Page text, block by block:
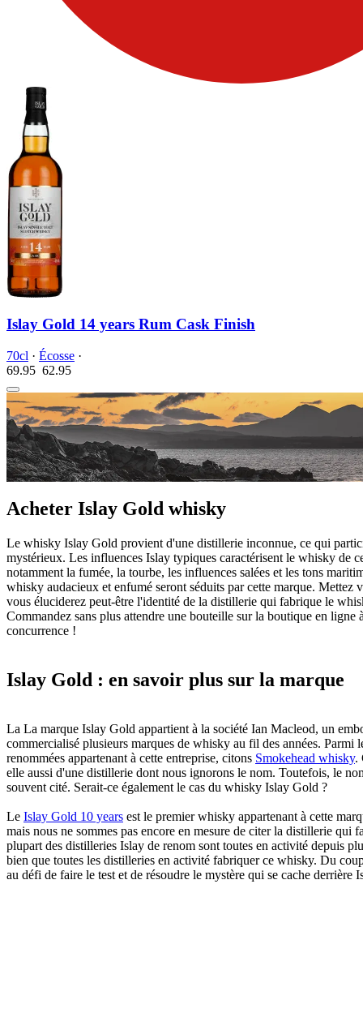
Islay Gold 14 years Rum Cask Finish
70cl · Écosse ·
69.95 62.95
Acheter Islay Gold whisky
Le whisky Islay Gold provient d'une distillerie inconnue, ce qui
mystérieux. Les influences Islay typiques caractérisent le whisky de
notamment la fumée, la tourbe, les influences salées et les tons
whisky audacieux et enfumé seront séduits par cette marque. Mettez
vous éluciderez peut-être l'identité de la distillerie qui fabrique le
Commandez sans plus attendre une bouteille sur la boutique en ligne
concurrence !
Islay Gold : en savoir plus sur la marque
La La marque Islay Gold appartient à la société Ian Macleod, un
commercialisé plusieurs marques de whisky au fil des années. Parmi
renommées appartenant à cette entreprise, citons Smokehead whisky.
elle aussi d'une distillerie dont nous ignorons le nom. Toutefois, le
souvent cité. Serait-ce également le cas du whisky Islay Gold ?
Le Islay Gold 10 years est le premier whisky appartenant à cette
mais nous ne sommes pas encore en mesure de citer la distillerie qui
plupart des distilleries Islay de renom sont toutes en activité depuis
bien que toutes les distilleries en activité fabriquer ce whisky. Du
au défi de faire le test et de résoudre le mystère qui se cache derrière